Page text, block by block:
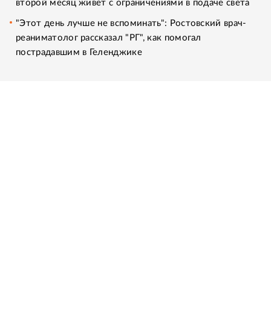
второй месяц живет с ограничениями в подаче света
"Этот день лучше не вспоминать": Ростовский врач-
реаниматолог рассказал "РГ", как помогал
пострадавшим в Геленджике